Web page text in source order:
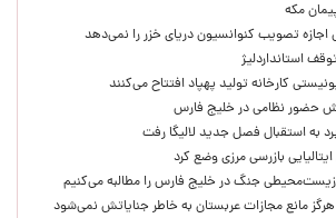
تصویب کنوانسیون دریای خزر را نمی‌دهد
استانداردلیژ
کارخانه تولید پهپاد افتتاح می‌کنند
حضور نظامی در خلیج فارس
به استقبال فصل جدید لالیگا رفت
بازرسی مرزی وضع کرد
جنگ در خلیج فارس را مطالبه‌ می‌کنیم
مانع مجازات عربستان به خاطر جنایاتش نمی‌شود